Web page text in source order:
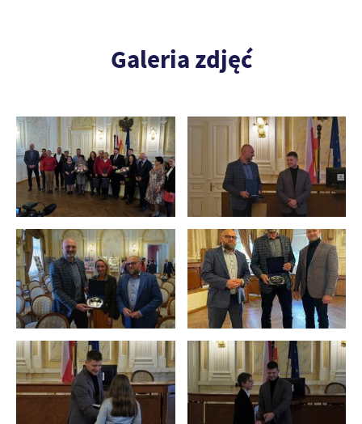
Galeria zdjęć